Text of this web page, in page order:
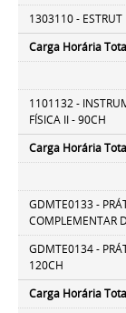
1303110 - ESTRUT
Carga Horária
1101132 -
FÍSICA II - 90CH
Carga Horária
GDMTE0133 -
COMPLEMENTAR
GDMTE0134 -
120CH
Carga Horária